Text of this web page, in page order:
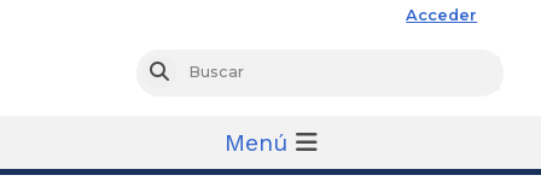
Acceder
Buscar
Menú